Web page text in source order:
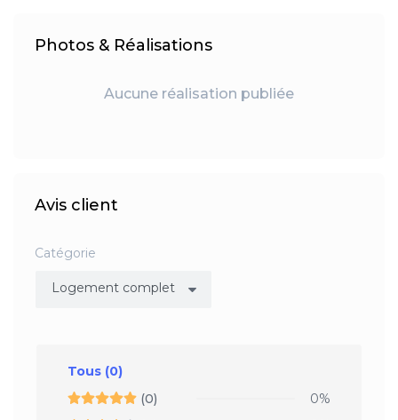
Photos & Réalisations
Aucune réalisation publiée
Avis client
Catégorie
Tous (0)
(0)
0%